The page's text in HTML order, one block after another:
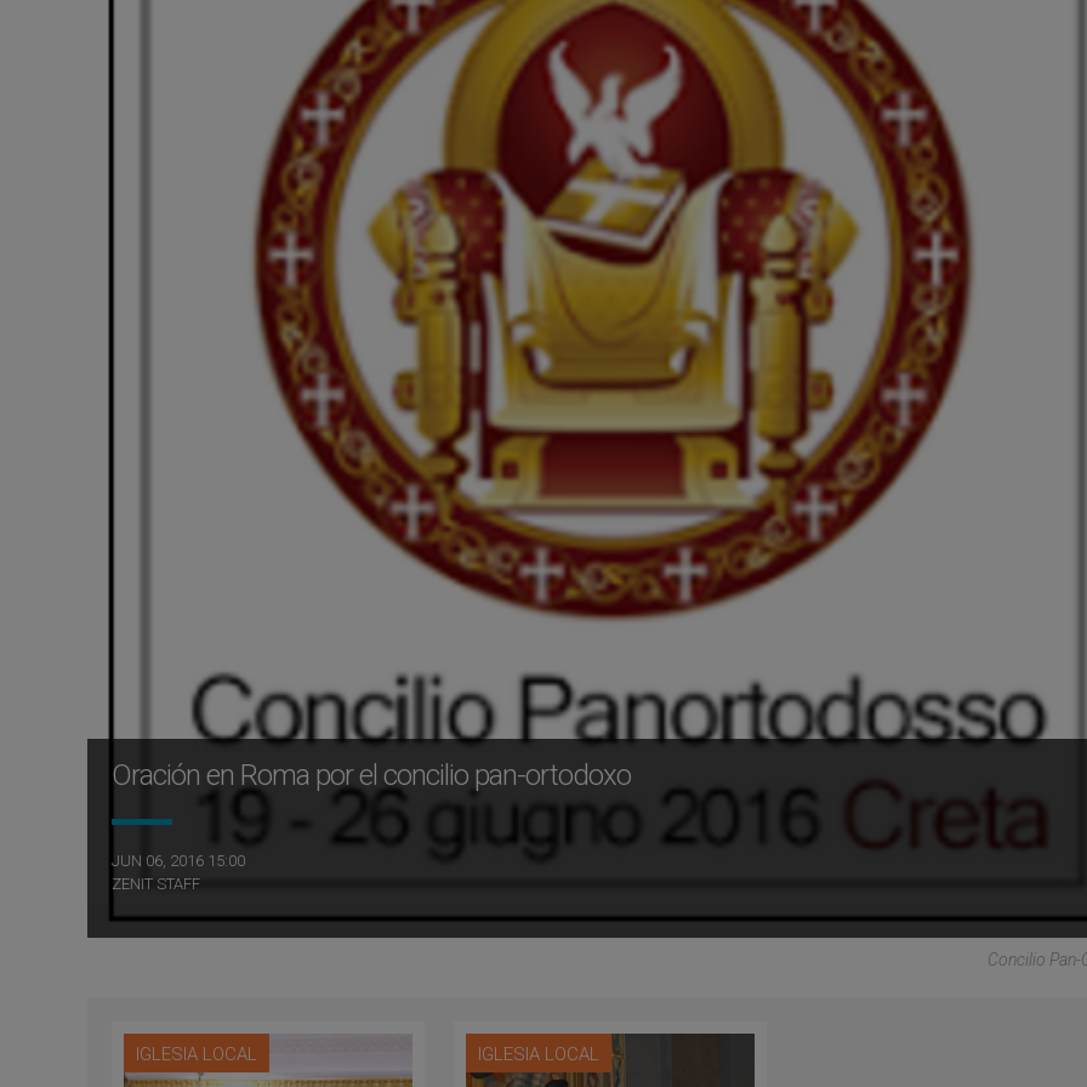
Oración en Roma por el concilio pan-ortodoxo
JUN 06, 2016 15:00
ZENIT STAFF
Concilio
IGLESIA LOCAL IGLESIA LOCAL